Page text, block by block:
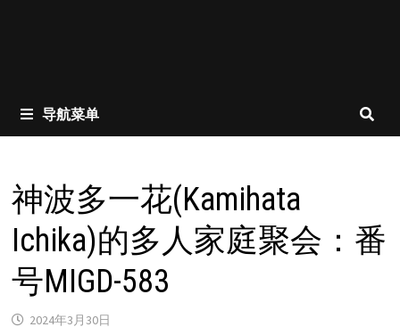
导航菜单
神波多一花(Kamihata
Ichika)的多人家庭聚会：番
号MIGD-583
2024年3月30日